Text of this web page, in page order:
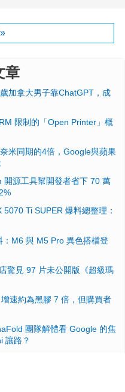
章
加拿大男子靠ChatGPT，成
限制的「Open Printer」概
米同期的4倍，Google與蘋果
源工具幫開發者省下 70 萬
Ti SUPER 爆料總整理：
M6 與 M5 Pro 異色搭檔登
驚見 97 片未公開版《超級瑪
速約為黑膠 7 倍，但購買者
團隊解體看 Google 的焦
讓路？